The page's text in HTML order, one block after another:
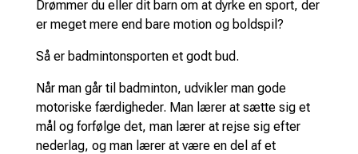
Drømmer du eller dit barn om at dyrke en sport, der
er meget mere end bare motion og boldspil?
Så er badmintonsporten et godt bud.
Når man går til badminton, udvikler man gode
motoriske færdigheder. Man lærer at sætte sig et
mål og forfølge det, man lærer at rejse sig efter
nederlag, og man lærer at være en del af et